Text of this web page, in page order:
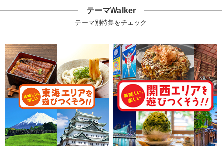
テーマWalker
テーマ別特集をチェック